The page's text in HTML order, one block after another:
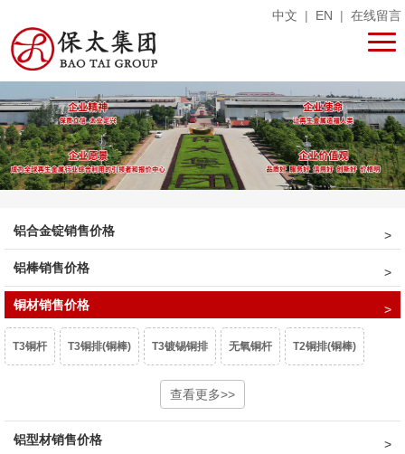
中文 | EN | 在线留言
铝合金锭销售价格
铝棒销售价格
铜材销售价格
T3铜杆 T3铜排(铜棒) T3镀锡铜排 无氧铜杆 T2铜排(铜棒)
T1铜排 微晶磷铜球
二级阳极磷铜球
查看更多>>
铝型材销售价格